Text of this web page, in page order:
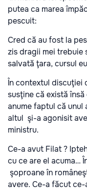
putea ca marea
pescuit:
Cred că au fost la
zis dragii mei trebuie
salvată ţara, cursul
În contextul discuţiei
susţine că există
anume faptul că unul
altul şi-a agonisit
ministru.
Ce-a avut Filat ?
cu ce are el acuma…
şoproane în
avere. Ce-a făcut